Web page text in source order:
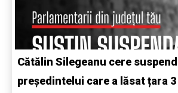
Cătălin Silegeanu cere
președintelui care a lăsat țara